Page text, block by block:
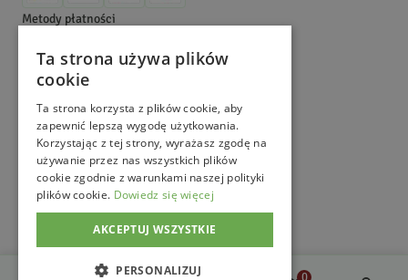
MagicznyOgród 2026 . All Right Reserved.
Metody płatności
Ta strona używa plików
cookie
Ta strona korzysta z plików cookie, aby
zapewnić lepszą wygodę użytkowania.
Korzystając z tej strony, wyrażasz zgodę na
używanie przez nas wszystkich plików
cookie zgodnie z warunkami naszej polityki
plików cookie. Dowiedz się więcej
AKCEPTUJ WSZYSTKIE
PERSONALIZUJ